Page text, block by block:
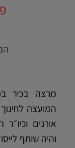
מרצה בכיר
המועצה
אורנים
והיה שותף